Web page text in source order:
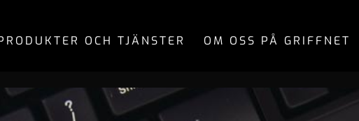
OCH TJÄNSTER OM OSS PÅ GRIFFNET